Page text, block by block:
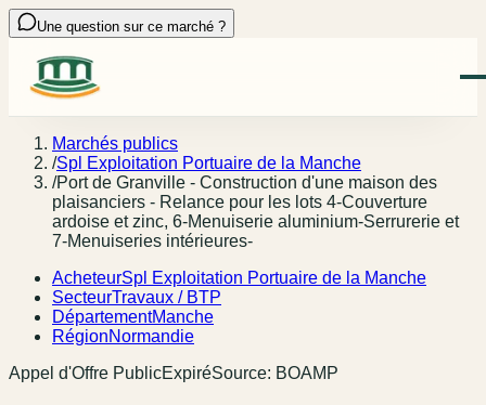
Une question sur ce marché ?
Marchés publics
/Spl Exploitation Portuaire de la Manche
/Port de Granville - Construction d'une maison des
plaisanciers - Relance pour les lots 4-Couverture
ardoise et zinc, 6-Menuiserie aluminium-Serrurerie et
7-Menuiseries intérieures-
AcheteurSpl Exploitation Portuaire de la Manche
SecteurTravaux / BTP
DépartementManche
RégionNormandie
Appel d'Offre PublicExpiréSource: BOAMP